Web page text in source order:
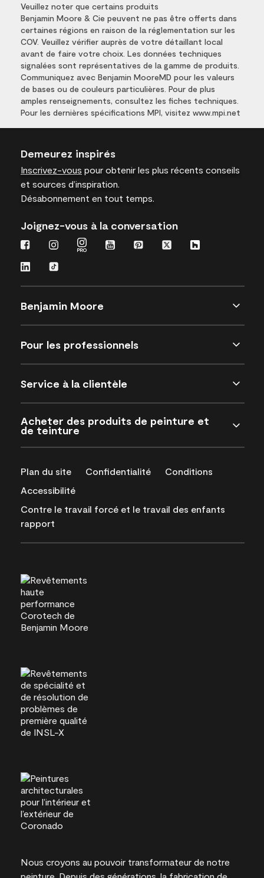
Veuillez noter que certains produits
Benjamin Moore & Cie peuvent ne pas être offerts dans
certaines régions en raison de la réglementation sur les
COV. Veuillez vérifier auprès de votre détaillant local
avant de faire votre choix. Les données techniques
signalées sont représentatives de la gamme de produits.
Communiquez avec Benjamin MooreMD pour les valeurs
de bases ou de couleurs particulières. Pour de plus
amples renseignements, consultez les fiches techniques.
Pour les dernières spécifications MPI, visitez www.mpi.net
Demeurez inspirés
Inscrivez-vous pour obtenir les plus récents conseils
et sources d’inspiration.
Désabonnement en tout temps.
Joignez-vous à la conversation
Benjamin Moore
Pour les professionnels
Service à la clientèle
Acheter des produits de peinture et
de teinture
Plan du site Confidentialité
Conditions
Accessibilité
Contre le travail forcé et le travail des enfants
rapport
Nous croyons au pouvoir transformateur de notre
peinture. Depuis des générations, la fabrication de